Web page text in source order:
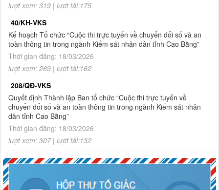
1.Thông báo tuyển sinh đào tạo trình độ thạc sĩ ngành Luật
hình sự và tố tụng hình sự (khóa 8), ngành Luật (khóa 3) đợt
2 năm 2026
2. Quyết định về việc công bố công khai giao dự toán NSNN
năm 2026
lượt xem: 319 | lượt tải:175
40/KH-VKS
Kế hoạch Tổ chức “Cuộc thi trực tuyến về chuyển đổi số và an
toàn thông tin trong ngành Kiểm sát nhân dân tỉnh Cao Bằng”
Thời gian đăng: 18/03/2026
lượt xem: 269 | lượt tải:162
208/QĐ-VKS
Quyết định Thành lập Ban tổ chức “Cuộc thi trực tuyến về
chuyển đổi số và an toàn thông tin trong ngành Kiểm sát nhân
dân tỉnh Cao Bằng”
Thời gian đăng: 18/03/2026
lượt xem: 307 | lượt tải:132